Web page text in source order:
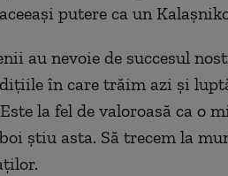
putere ca un
au nevoie de succesul
în care trăim azi și
la fel de valoroasă ca o
știu asta. Să trecem la